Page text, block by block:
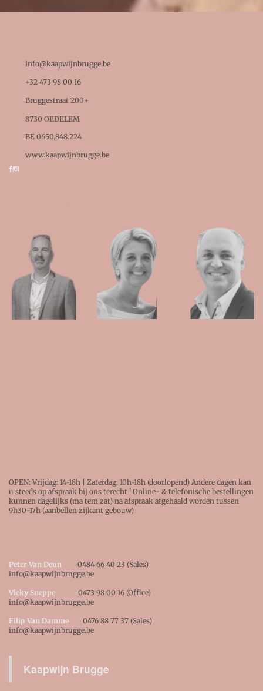
info@kaapwijnbrugge.be
+32 473 98 00 16
Bruggestraat 200+
8730 OEDELEM
BE 0650.848.224
www.kaapwijnbrugge.be
OPEN: Vrijdag: 14-18h | Zaterdag: 10h-18h (doorlopend) Andere dagen kan
u steeds op afspraak bij ons terecht ! Online- & telefonische bestellingen
kunnen dagelijks (ma tem zat) na afspraak afgehaald worden tussen
9h30-17h (aanbellen zijkant gebouw)
Peter Van Deun 0484 66 40 23 (Sales)
info@kaapwijnbrugge.be
Vicky Sneppe
0473 98 00 16 (Office)
info@kaapwijnbrugge.be
Filip Van Damme
0476 88 77 37 (Sales)
info@kaapwijnbrugge.be
Kaapwijn Brugge